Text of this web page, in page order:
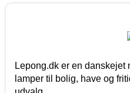
Lepong.dk er en danskejet
lamper til bolig, have og